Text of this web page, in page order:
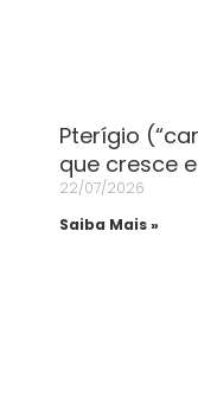
Pterígio
que cresce
22/07/2026
Saiba Mais »